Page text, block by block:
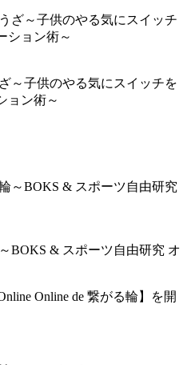
～子供のやる気にスイッチを
ョン術～
BOKS & スポーツ自由研究 オ
Online de 繋がる輪】を開